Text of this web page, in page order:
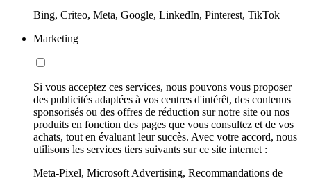
Bing, Criteo, Meta, Google, LinkedIn, Pinterest, TikTok
Marketing
Si vous acceptez ces services, nous pouvons vous proposer
des publicités adaptées à vos centres d'intérêt, des contenus
sponsorisés ou des offres de réduction sur notre site ou nos
produits en fonction des pages que vous consultez et de vos
achats, tout en évaluant leur succès. Avec votre accord, nous
utilisons les services tiers suivants sur ce site internet :
Meta-Pixel, Microsoft Advertising, Recommandations de